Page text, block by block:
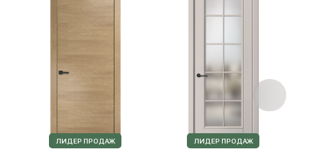
ЛИДЕР ПРОДАЖ ЛИДЕР ПРОДАЖ